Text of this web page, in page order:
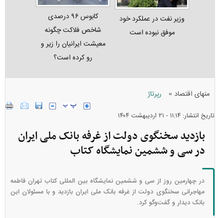
وزیر نفت در عملکرد خود
موفق نبوده است
کابوس ۹۶ درصدی
شاخص فلاکت چگونه
معیشت ایرانیان را زیر و
رو کرده است؟
منهای اقتصاد » رپرتاژ
تاریخ انتشار: ۱۱:۱۴ - ۲۱ ارديبهشت ۱۴۰۴
بازدید سخنگوی دولت از غرفه بانک ملی ایران
در سی و ششمین نمایشگاه کتاب
در چهارمین روز از سی و ششمین نمایشگاه بین المللی کتاب تهران فاطمه
مهاجرانی سخنگوی دولت از غرفه بانک ملی ایران بازدید و با مسئولان این
بانک دیدار و گفت‌و‌گو کرد.